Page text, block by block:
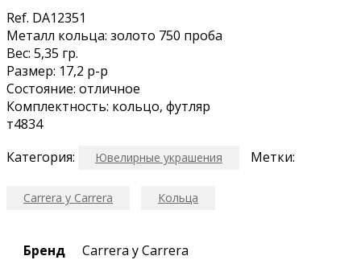
Ref. DA12351
Meталл кольца: золото 750 проба
Вес: 5,35 гр.
Размер: 17,2 р-р
Состояние: отличное
Комплектность: кольцо, футляр
т4834
Категория:
Ювелирные украшения Метки:
Carrera y Carrera Кольца
Бренд Carrera y Carrera